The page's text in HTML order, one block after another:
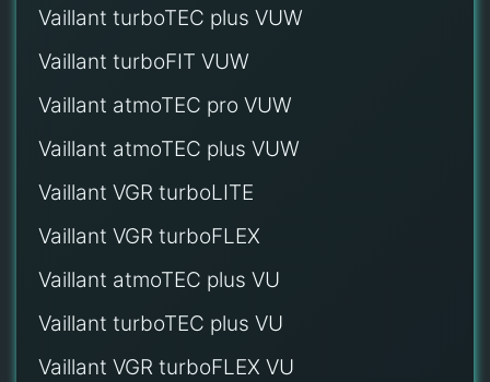
Vaillant turboTEC plus VUW
Vaillant turboFIT VUW
Vaillant atmoTEC pro VUW
Vaillant atmoTEC plus VUW
Vaillant VGR turboLITE
Vaillant VGR turboFLEX
Vaillant atmoTEC plus VU
Vaillant turboTEC plus VU
Vaillant VGR turboFLEX VU